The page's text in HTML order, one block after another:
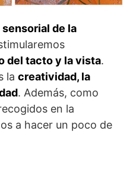
de la
del tacto y la vista.
la creatividad, la
. Además, como
en la
a hacer un poco de